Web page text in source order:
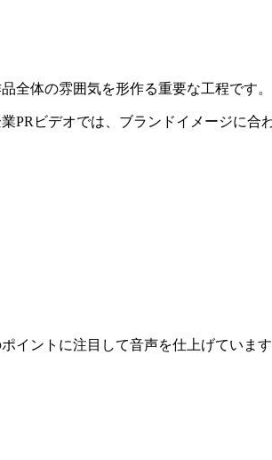
全体の雰囲気を形作る重要な工程です。
ビデオでは、ブランドイメージに合
イントに注目して音声を仕上げています